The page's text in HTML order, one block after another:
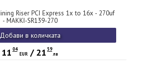
Riser PCI Express 1x to 16x - 270uf
- MAKKI-SR139-270
Добави в количката
11 04
EUR / 21 59
лв